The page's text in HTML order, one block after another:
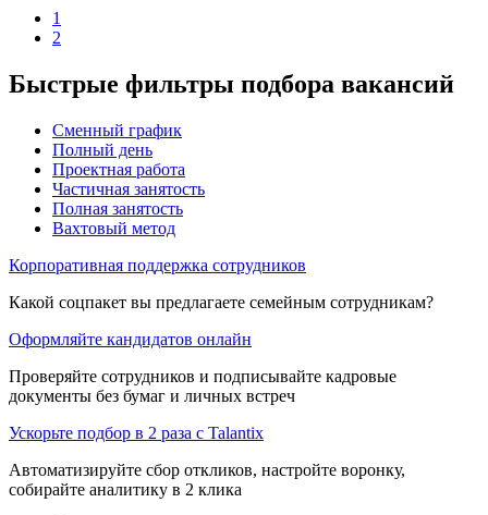
1
2
Быстрые фильтры подбора вакансий
Сменный график
Полный день
Проектная работа
Частичная занятость
Полная занятость
Вахтовый метод
Корпоративная поддержка сотрудников
Какой соцпакет вы предлагаете семейным сотрудникам?
Оформляйте кандидатов онлайн
Проверяйте сотрудников и подписывайте кадровые
документы без бумаг и личных встреч
Ускорьте подбор в 2 раза с Talantix
Автоматизируйте сбор откликов, настройте воронку,
собирайте аналитику в 2 клика